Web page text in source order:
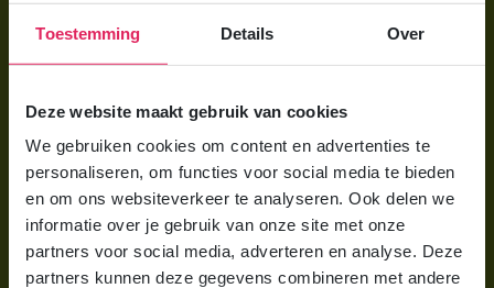
Toestemming Details Over
Deze website maakt gebruik van cookies
We gebruiken cookies om content en advertenties te
personaliseren, om functies voor social media te bieden
en om ons websiteverkeer te analyseren. Ook delen we
informatie over je gebruik van onze site met onze
partners voor social media, adverteren en analyse. Deze
partners kunnen deze gegevens combineren met andere
Aanmelden bij 4Kids
Berekening maken
Voor ouders
Wat is gastouderopvang?
Wat kost een gastouder?